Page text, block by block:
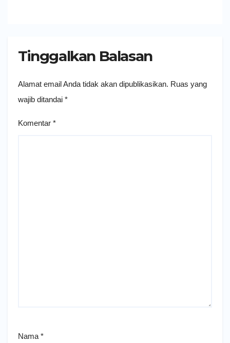
Tinggalkan Balasan
Alamat email Anda tidak akan dipublikasikan. Ruas yang
wajib ditandai *
Komentar *
Nama *